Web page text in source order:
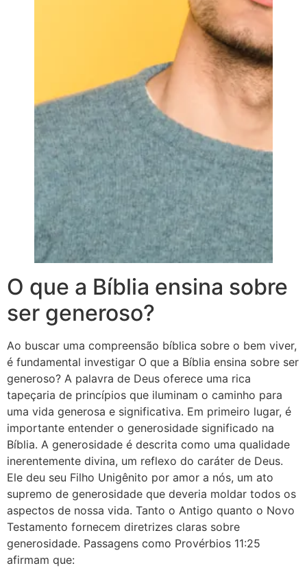
O que a Bíblia ensina sobre
ser generoso?
Ao buscar uma compreensão bíblica sobre o bem viver,
é fundamental investigar O que a Bíblia ensina sobre ser
generoso? A palavra de Deus oferece uma rica
tapeçaria de princípios que iluminam o caminho para
uma vida generosa e significativa. Em primeiro lugar, é
importante entender o generosidade significado na
Bíblia. A generosidade é descrita como uma qualidade
inerentemente divina, um reflexo do caráter de Deus.
Ele deu seu Filho Unigênito por amor a nós, um ato
supremo de generosidade que deveria moldar todos os
aspectos de nossa vida. Tanto o Antigo quanto o Novo
Testamento fornecem diretrizes claras sobre
generosidade. Passagens como Provérbios 11:25
afirmam que: